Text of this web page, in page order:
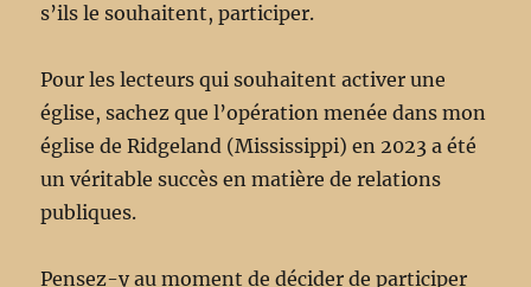
s’ils le souhaitent, participer.
Pour les lecteurs qui souhaitent activer une
église, sachez que l’opération menée dans mon
église de Ridgeland (Mississippi) en 2023 a été
un véritable succès en matière de relations
publiques.
Pensez-y au moment de décider de participer